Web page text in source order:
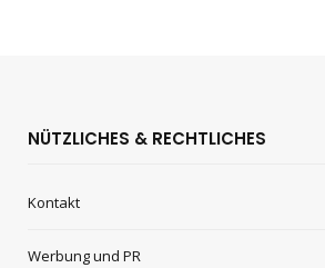
NÜTZLICHES & RECHTLICHES
Kontakt
Werbung und PR